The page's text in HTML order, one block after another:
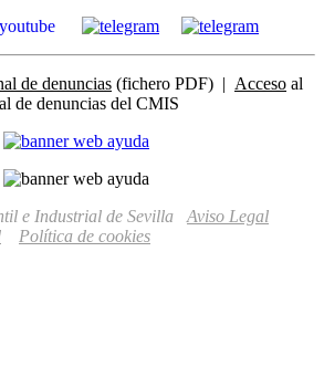
de denuncias (fichero PDF) | Acceso al
de denuncias del CMIS
e Industrial de Sevilla Aviso Legal
Política de cookies